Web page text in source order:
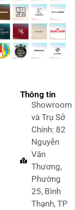
Thông tin
Showroom
và Trụ Sở
Chính: 82
Nguyễn
Văn
Thương,
Phường
25, Bình
Thạnh, TP